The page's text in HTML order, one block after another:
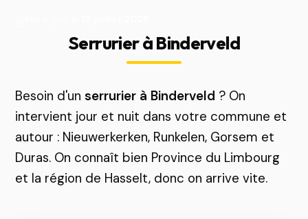
Serrurier à Binderveld
Besoin d'unserrurier à Binderveld ? On
intervient jour et nuit dans votre commune et
autour : Nieuwerkerken, Runkelen, Gorsem et
Duras. On connaît bien Province du Limbourg
et la région de Hasselt, donc on arrive vite.